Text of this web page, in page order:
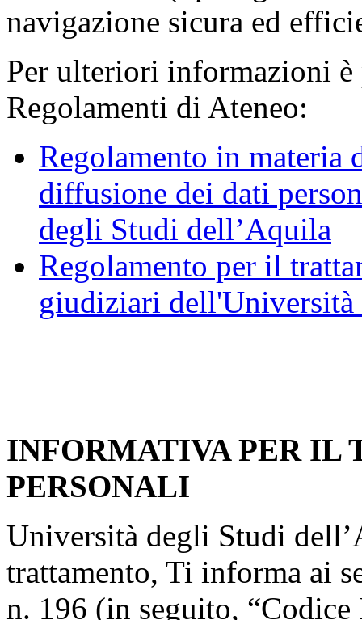
navigazione sicura ed
Per ulteriori informazioni è
Regolamenti di Ateneo:
Regolamento in materia
diffusione dei dati
degli Studi dell’Aquila
Regolamento per il
giudiziari
INFORMATIVA PER IL
PERSONALI
Università degli Studi
trattamento, Ti informa ai
n. 196 (in seguito, “Codice